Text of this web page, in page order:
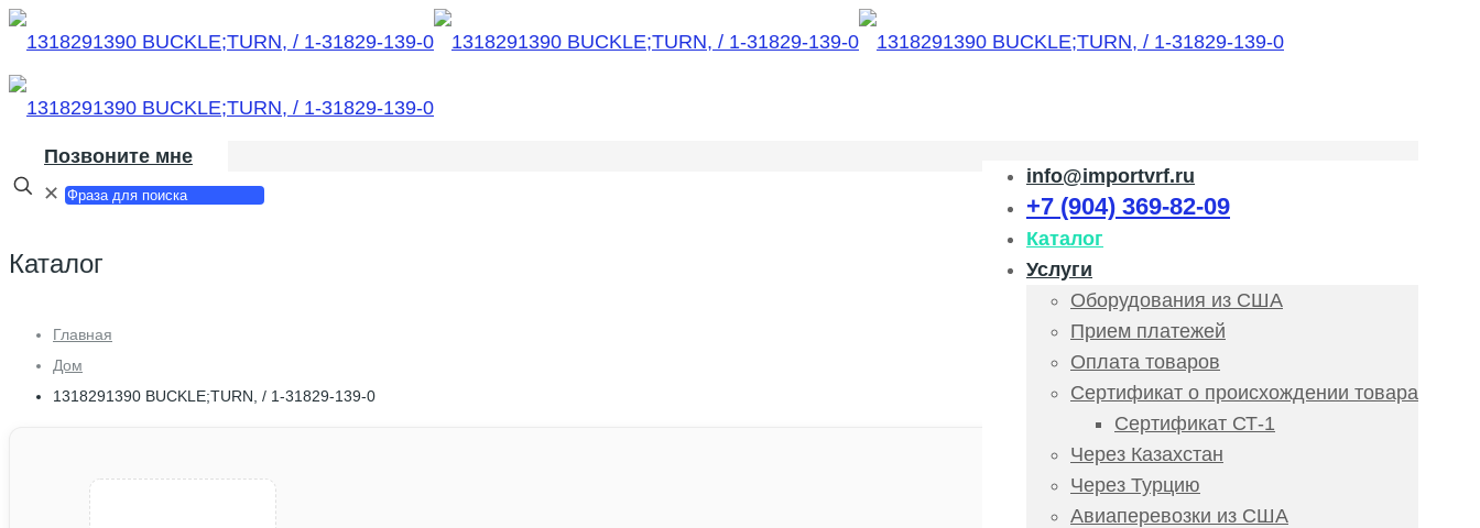
info@importvrf.ru
+7 (904) 369-82-09
Каталог
Услуги
Оборудования из США
Прием платежей
Оплата товаров
Сертификат о происхождении товара
Сертификат СТ-1
Через Казахстан
Через Турцию
Авиаперевозки из США
Позвоните мне
✕
Каталог
Главная
Дом
1318291390 BUCKLE;TURN, / 1-31829-139-0